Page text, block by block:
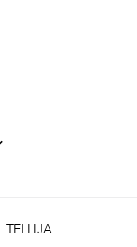
TELLIJA